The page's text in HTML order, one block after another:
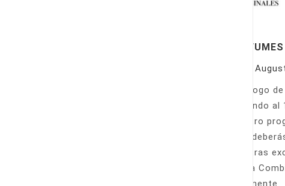
PERFUMES
Catálogo
llamando
nuestro
Sólo
nuestras
Venta
fácilmente